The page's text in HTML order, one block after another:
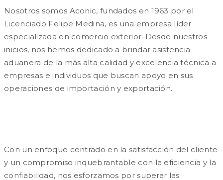
Nosotros somos Aconic, fundados en 1963 por el
Licenciado Felipe Medina, es una empresa líder
especializada en comercio exterior. Desde nuestros
inicios, nos hemos dedicado a brindar asistencia
aduanera de la más alta calidad y excelencia técnica a
empresas e individuos que buscan apoyo en sus
operaciones de importación y exportación.
Con un enfoque centrado en la satisfacción del cliente
y un compromiso inquebrantable con la eficiencia y la
confiabilidad, nos esforzamos por superar las